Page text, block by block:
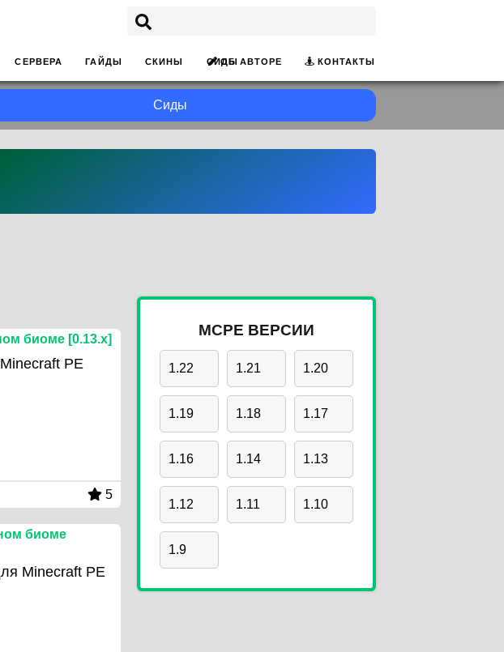
СЕРВЕРА ГАЙДЫ СКИНЫ СИДЫОБ АВТОРЕ КОНТАКТЫ
Сиды
биоме [0.13.x]
PE
5
биоме
Minecraft PE
MCPE ВЕРСИИ
1.22 1.21 1.20
1.19 1.18 1.17
1.16 1.14 1.13
1.12 1.11 1.10
1.9